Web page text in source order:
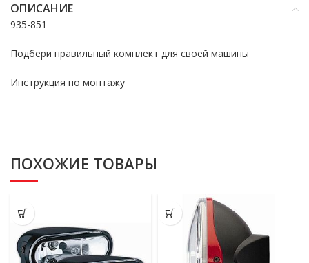
ОПИСАНИЕ
935-851
Подбери правильный комплект для своей машины
Инструкция по монтажу
ПОХОЖИЕ ТОВАРЫ